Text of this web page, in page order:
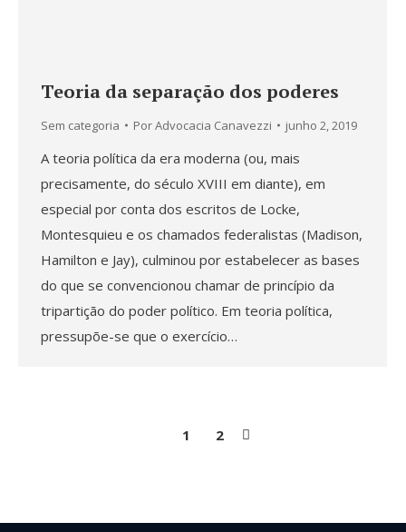
Teoria da separação dos poderes
Sem categoria PorAdvocacia Canavezzi junho 2, 2019
A teoria política da era moderna (ou, mais
precisamente, do século XVIII em diante), em
especial por conta dos escritos de Locke,
Montesquieu e os chamados federalistas (Madison,
Hamilton e Jay), culminou por estabelecer as bases
do que se convencionou chamar de princípio da
tripartição do poder político. Em teoria política,
pressupõe-se que o exercício…
1 2